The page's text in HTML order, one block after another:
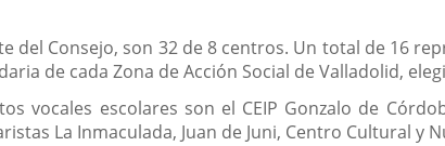
del Consejo, son 32 de 8 centros. Un total de 16
de cada Zona de Acción Social de Valladolid,
vocales escolares son el CEIP Gonzalo de
La Inmaculada, Juan de Juni, Centro Cultural y